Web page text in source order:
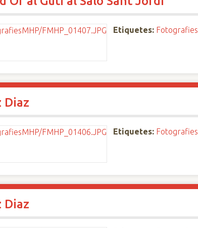
Etiquetes: Fotografies
Diaz
Etiquetes: Fotografies
Diaz